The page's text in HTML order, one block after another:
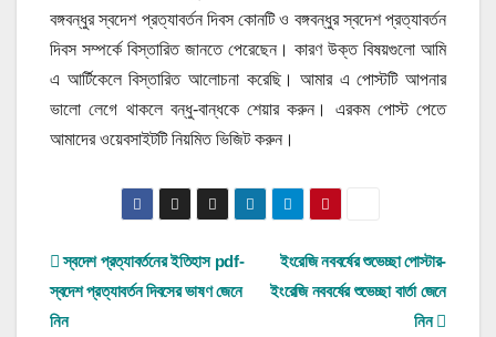
বঙ্গবন্ধুর স্বদেশ প্রত্যাবর্তন দিবস কোনটি ও বঙ্গবন্ধুর স্বদেশ প্রত্যাবর্তন
দিবস সম্পর্কে বিস্তারিত জানতে পেরেছেন। কারণ উক্ত বিষয়গুলো আমি
এ আর্টিকেলে বিস্তারিত আলোচনা করেছি। আমার এ পোস্টটি আপনার
ভালো লেগে থাকলে বন্ধু-বান্ধকে শেয়ার করুন। এরকম পোস্ট পেতে
আমাদের ওয়েবসাইটটি নিয়মিত ভিজিট করুন।
Post
navigation
ইংরেজি নববর্ষের শুভেচ্ছা পোস্টার-
ইংরেজি নববর্ষের শুভেচ্ছা বার্তা জেনে
নিন
স্বদেশ প্রত্যাবর্তনের ইতিহাস pdf-
স্বদেশ প্রত্যাবর্তন দিবসের ভাষণ জেনে
নিন